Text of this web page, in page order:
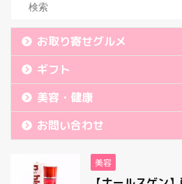
お取り寄せグルメ
ギフト
美容・健康
お問い合わせ
美容